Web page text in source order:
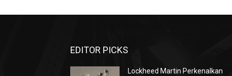
EDITOR PICKS
Lockheed Martin Perkenalkan